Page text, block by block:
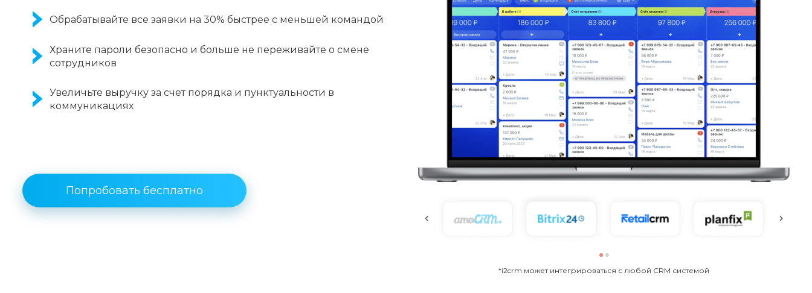
Обрабатывайте все заявки на 30% быстрее с меньшей командой
Храните пароли безопасно и больше не переживайте о смене
сотрудников
Увеличьте выручку за счет порядка и пунктуальности в
коммуникациях
Попробовать бесплатно
*i2crm может интегрироваться с любой CRM системой